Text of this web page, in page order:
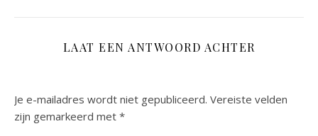
LAAT EEN ANTWOORD ACHTER
Je e-mailadres wordt niet gepubliceerd. Vereiste velden
zijn gemarkeerd met *